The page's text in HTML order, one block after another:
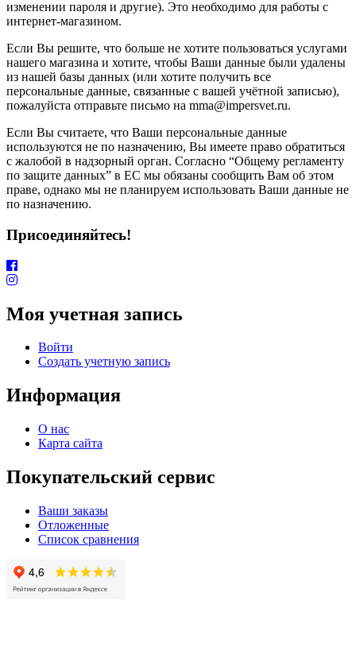
изменении пароля и другие). Это необходимо для работы с
интернет-магазином.
Если Вы решите, что больше не хотите пользоваться услугами
нашего магазина и хотите, чтобы Ваши данные были удалены
из нашей базы данных (или хотите получить все
персональные данные, связанные с вашей учётной записью),
пожалуйста отправьте письмо на mma@impersvet.ru.
Если Вы считаете, что Ваши персональные данные
используются не по назначению, Вы имеете право обратиться
с жалобой в надзорный орган. Согласно “Общему регламенту
по защите данных” в ЕС мы обязаны сообщить Вам об этом
праве, однако мы не планируем использовать Ваши данные не
по назначению.
Присоединяйтесь!
Моя учетная запись
Войти
Создать учетную запись
Информация
О нас
Карта сайта
Покупательский сервис
Ваши заказы
Отложенные
Список сравнения